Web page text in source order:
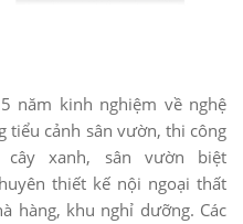
năm kinh nghiệm về nghệ
tiểu cảnh sân vườn, thi công
xanh, sân vườn biệt
thiết kế nội ngoại thất
hàng, khu nghỉ dưỡng. Các